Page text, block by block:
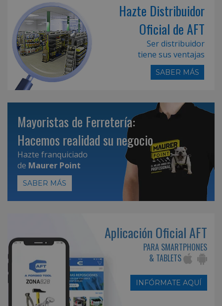
Hazte Distribuidor
Oficial de AFT
Ser distribuidor
tiene sus ventajas
SABER MÁS
Mayoristas de Ferretería:
Hacemos realidad su negocio
Hazte franquiciado
de Maurer Point
SABER MÁS
Aplicación Oficial AFT
PARA SMARTPHONES
& TABLETS
INFÓRMATE AQUÍ